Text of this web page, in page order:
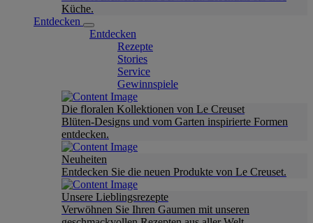
Küche.
Entdecken
Entdecken
Rezepte
Stories
Service
Gewinnspiele
Die floralen Kollektionen von Le Creuset
Blüten-Designs und vom Garten inspirierte Formen
entdecken.
Neuheiten
Entdecken Sie die neuen Produkte von Le Creuset.
Unsere Lieblingsrezepte
Verwöhnen Sie Ihren Gaumen mit unseren